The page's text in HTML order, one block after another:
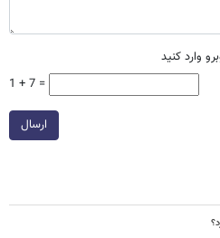
وارد کنید
1 + 7 =
ارسال